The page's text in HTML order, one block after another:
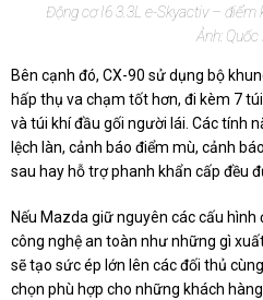
Động cơ I6 3.3L e-Skyactiv – điểm
Ảnh:
Bên cạnh đó, CX-90 sử dụng bộ
hấp thụ va chạm tốt hơn, đi kèm 7
và túi khí đầu gối người lái. Các tính
lệch làn, cảnh báo điểm mù, cảnh
sau hay hỗ trợ phanh khẩn cấp đều
Nếu Mazda giữ nguyên các cấu
công nghệ an toàn như những gì
sẽ tạo sức ép lớn lên các đối thủ
chọn phù hợp cho những khách